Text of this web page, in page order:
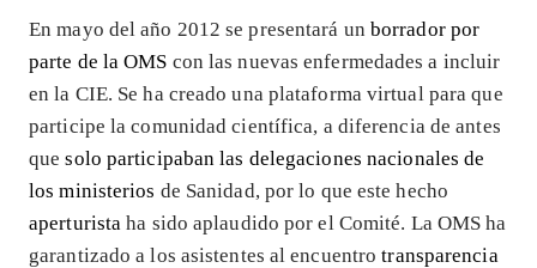
En mayo del año 2012 se presentará un borrador por
parte de la OMS con las nuevas enfermedades a incluir
en la CIE. Se ha creado una plataforma virtual para que
participe la comunidad científica, a diferencia de antes
quesolo participaban las delegaciones nacionales de
los ministerios de Sanidad, por lo que este hecho
aperturistaha sido aplaudido por el Comité. La OMS ha
garantizado a los asistentes al encuentrotransparencia